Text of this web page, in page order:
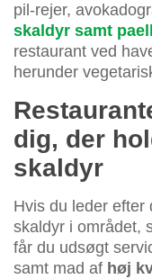
pil-rejer,
skaldyr samt paell
restaurant ved
herunder
dig, der
skaldyr
Hvis du leder efter
skaldyr i området,
får du udsøgt
samt mad af høj